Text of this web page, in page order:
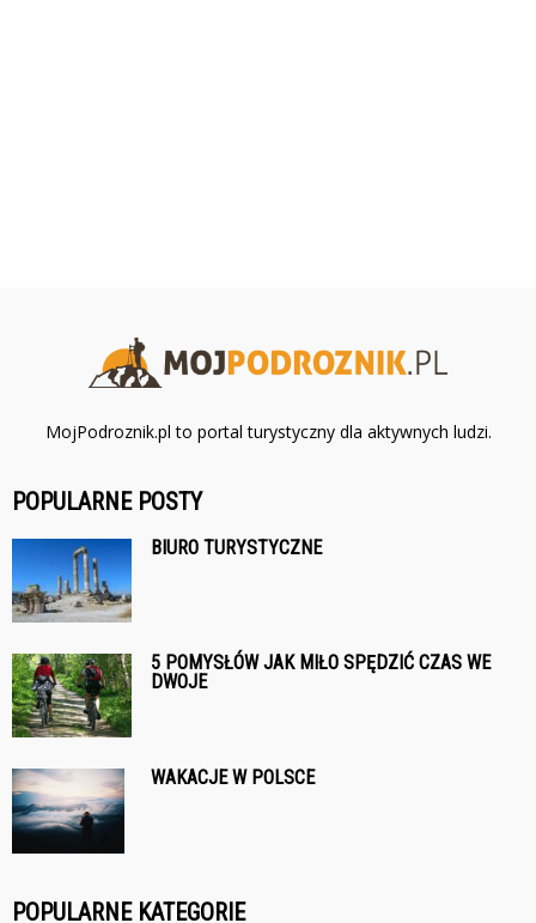
MojPodroznik.pl to portal turystyczny dla aktywnych ludzi.
POPULARNE POSTY
BIURO TURYSTYCZNE
5 POMYSŁÓW JAK MIŁO SPĘDZIĆ CZAS WE
DWOJE
WAKACJE W POLSCE
POPULARNE KATEGORIE